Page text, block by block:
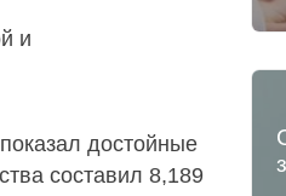
и
достойные
составил 8,189